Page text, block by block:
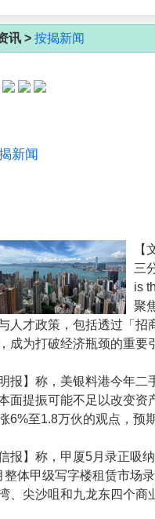
讯 > 按揭新闻
新闻
三
is
聚
人才政策，包括透过「招
成为打破经济瓶颈的重要
明报】称，美银料港今年
面提振可能不足以改变资
6%至1.8万伙的观点，预
信报】称，甲厦5月录正吸
整体甲级写字楼租赁市场
、尖沙咀和九龙东四个商